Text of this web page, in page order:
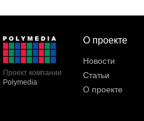
Проект компании
Polymedia
О проекте
Новости
Статьи
О проекте